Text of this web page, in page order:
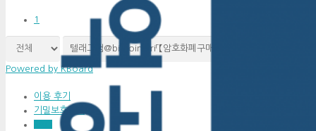
1
Powered by KBoard
이용 후기
기밀보호정책